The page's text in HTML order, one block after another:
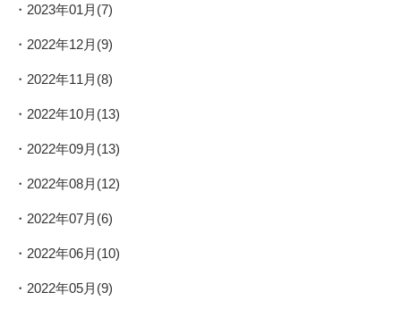
2023年01月(7)
2022年12月(9)
2022年11月(8)
2022年10月(13)
2022年09月(13)
2022年08月(12)
2022年07月(6)
2022年06月(10)
2022年05月(9)